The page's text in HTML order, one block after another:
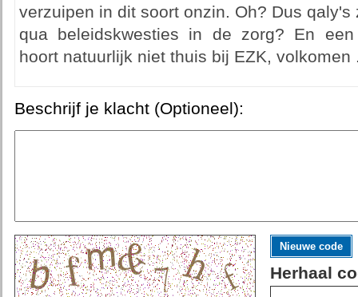
verzuipen in dit soort onzin. Oh? Dus
qua beleidskwesties in de zorg? En een
hoort natuurlijk niet thuis bij EZK, volkomen
Beschrijf je klacht (Optioneel):
Nieuwe code
Herhaal